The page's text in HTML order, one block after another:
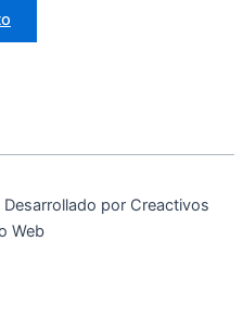
por Creactivos
Web